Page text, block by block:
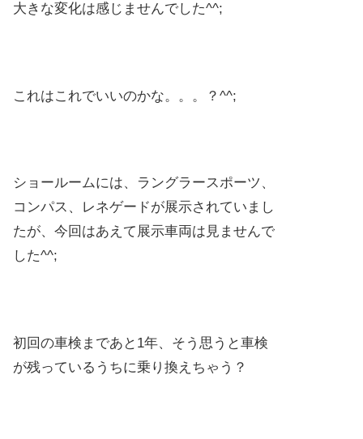
大きな変化は感じませんでした^^;
これはこれでいいのかな。。。？^^;
ショールームには、ラングラースポーツ、
コンパス、レネゲードが展示されていまし
たが、今回はあえて展示車両は見ませんで
した^^;
初回の車検まであと1年、そう思うと車検
が残っているうちに乗り換えちゃう？